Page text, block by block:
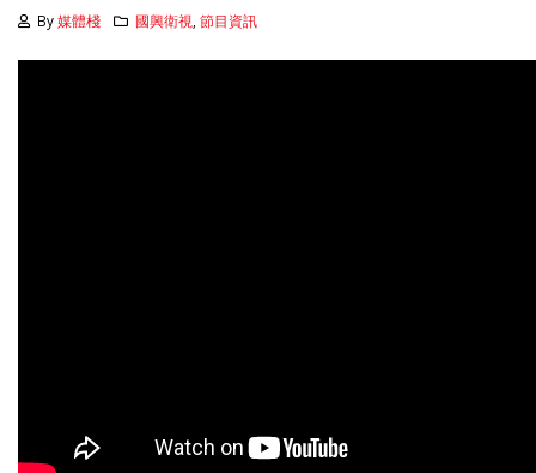
By媒體棧 國興衛視 節目資訊